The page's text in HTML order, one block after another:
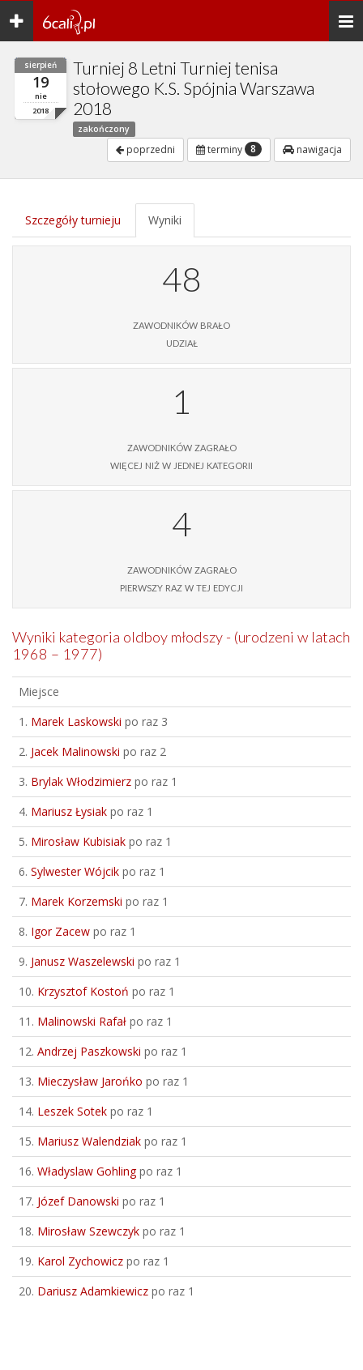
Toggle
navigation
sierpień
19
nie
2018
Turniej 8 Letni Turniej tenisa
stołowego K.S. Spójnia Warszawa
2018
zakończony
poprzedni terminy 8 nawigacja
Szczegóły turnieju Wyniki
48
zawodników brało
udział
1
zawodników zagrało
więcej niż w jednej kategorii
4
zawodników zagrało
pierwszy raz w tej edycji
Wyniki kategoria oldboy młodszy - (urodzeni w latach
1968 – 1977)
Miejsce
1. Marek Laskowski po raz 3
2. Jacek Malinowski po raz 2
3. Brylak Włodzimierz po raz 1
4. Mariusz Łysiak po raz 1
5. Mirosław Kubisiak po raz 1
6. Sylwester Wójcik po raz 1
7. Marek Korzemski po raz 1
8. Igor Zacew po raz 1
9. Janusz Waszelewski po raz 1
10. Krzysztof Kostoń po raz 1
11. Malinowski Rafał po raz 1
12. Andrzej Paszkowski po raz 1
13. Mieczysław Jarońko po raz 1
14. Leszek Sotek po raz 1
15. Mariusz Walendziak po raz 1
16. Władyslaw Gohlingpo raz 1
17. Józef Danowski po raz 1
18. Mirosław Szewczyk po raz 1
19. Karol Zychowicz po raz 1
20. Dariusz Adamkiewicz po raz 1